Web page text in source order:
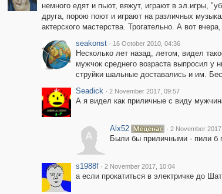
немного едят и пьют, вяжут, играют в эл.игры,
друга, порою поют и играют на различных
актерского мастерства. Трогательно. А вот
seakonst · 16 October 2010, 04:36
Несколько лет назад, летом, видел
мужчок среднего возраста выпросил у
струйки шальные доставались и им.
Seadick · 2 November 2017, 09:57
А я видел как приличные с виду
A
Alx52 · 2 November
Были бы приличными - пили б
s1988f · 2 November 2017, 10:04
а если прокатиться в электричке до